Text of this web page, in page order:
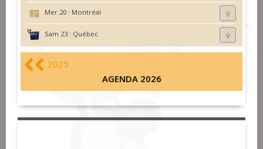
Mer 20 : Montréal
Sam 23 : Québec
2025
AGENDA 2026